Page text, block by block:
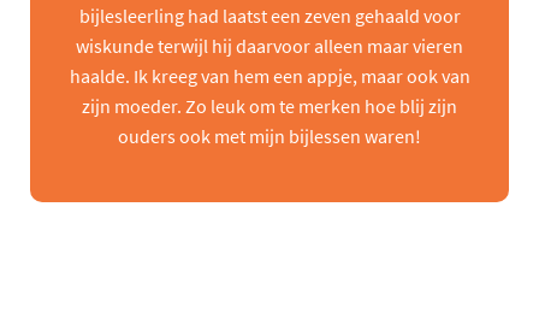
bijlesleerling had laatst een zeven gehaald voor
wiskunde terwijl hij daarvoor alleen maar vieren
haalde. Ik kreeg van hem een appje, maar ook van
zijn moeder. Zo leuk om te merken hoe blij zijn
ouders ook met mijn bijlessen waren!